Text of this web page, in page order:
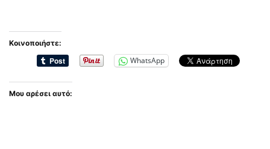
Κοινοποιήστε:
WhatsApp
Μου αρέσει αυτό: